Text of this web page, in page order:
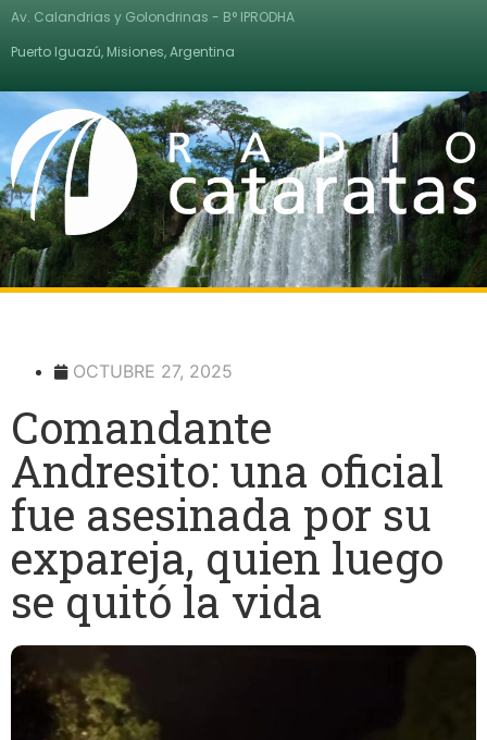
Av. Calandrias y Golondrinas - B° IPRODHA
Puerto Iguazú, Misiones, Argentina
OCTUBRE 27, 2025
Comandante
Andresito: una oficial
fue asesinada por su
expareja, quien luego
se quitó la vida